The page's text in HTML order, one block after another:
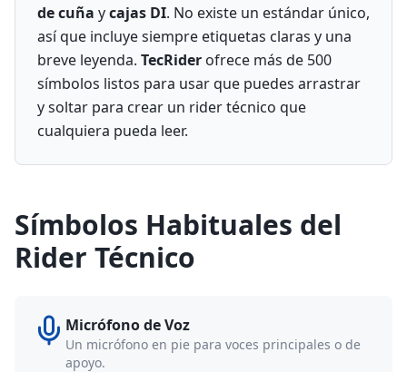
de cuña ycajas DI. No existe un estándar único,
así que incluye siempre etiquetas claras y una
breve leyenda. TecRider ofrece más de 500
símbolos listos para usar que puedes arrastrar
y soltar para crear un rider técnico que
cualquiera pueda leer.
Símbolos Habituales del
Rider Técnico
Micrófono de Voz
Un micrófono en pie para voces principales o de
apoyo.